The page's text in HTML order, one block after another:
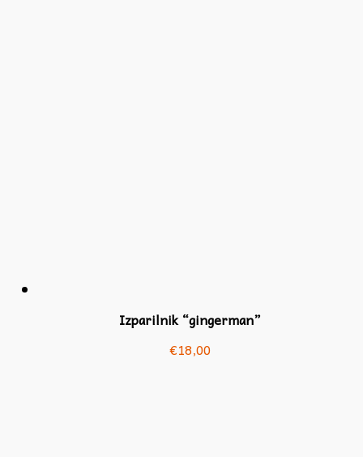
Izparilnik “gingerman”
€18,00